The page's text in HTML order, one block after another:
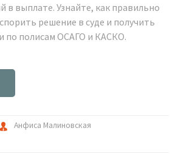
в выплате. Узнайте, как правильно
решение в суде и получить
по полисам ОСАГО и КАСКО.
Анфиса Малиновская